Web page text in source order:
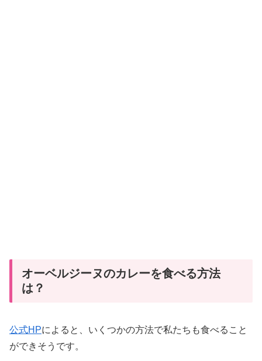
オーベルジーヌのカレーを食べる方法
は？
公式HPによると、いくつかの方法で私たちも食べること
ができそうです。